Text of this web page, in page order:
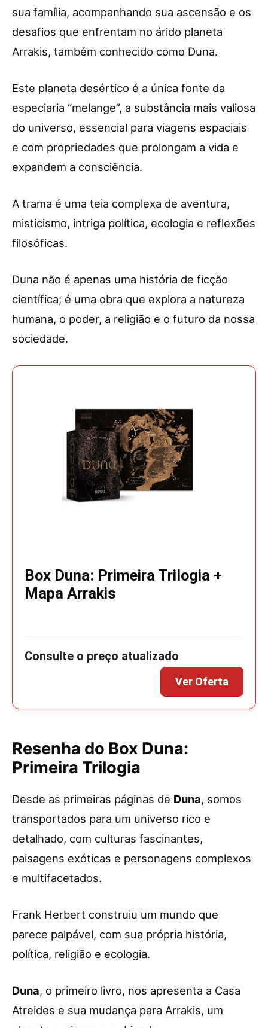
sua família, acompanhando sua ascensão e os
desafios que enfrentam no árido planeta
Arrakis, também conhecido como Duna.
Este planeta desértico é a única fonte da
especiaria “melange”, a substância mais valiosa
do universo, essencial para viagens espaciais
e com propriedades que prolongam a vida e
expandem a consciência.
A trama é uma teia complexa de aventura,
misticismo, intriga política, ecologia e reflexões
filosóficas.
Duna não é apenas uma história de ficção
científica; é uma obra que explora a natureza
humana, o poder, a religião e o futuro da nossa
sociedade.
Box Duna: Primeira Trilogia +
Mapa Arrakis
Resenha do Box Duna:
Primeira Trilogia
Desde as primeiras páginas de Duna, somos
transportados para um universo rico e
detalhado, com culturas fascinantes,
paisagens exóticas e personagens complexos
e multifacetados.
Frank Herbert construiu um mundo que
parece palpável, com sua própria história,
política, religião e ecologia.
Duna, o primeiro livro, nos apresenta a Casa
Atreides e sua mudança para Arrakis, um